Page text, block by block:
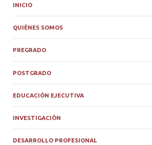
INICIO
QUIÉNES SOMOS
PREGRADO
POSTGRADO
EDUCACIÓN EJECUTIVA
INVESTIGACIÓN
DESARROLLO PROFESIONAL